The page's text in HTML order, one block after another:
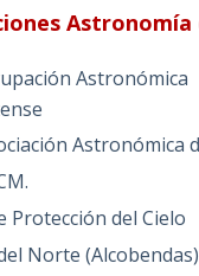
Astronomía
Astronómica
Astronómica
Protección del Cielo
Norte (Alcobendas)